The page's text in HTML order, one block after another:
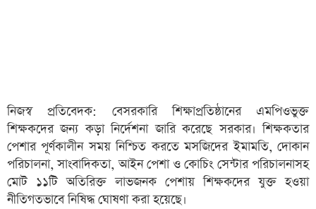
নিজস্ব প্রতিবেদক: বেসরকারি শিক্ষাপ্রতিষ্ঠানের এমপিওভুক্ত
শিক্ষকদের জন্য কড়া নির্দেশনা জারি করেছে সরকার। শিক্ষকতার
পেশার পূর্ণকালীন সময় নিশ্চিত করতে মসজিদের ইমামতি, দোকান
পরিচালনা, সাংবাদিকতা, আইন পেশা ও কোচিং সেন্টার পরিচালনাসহ
মোট ১১টি অতিরিক্ত লাভজনক পেশায় শিক্ষকদের যুক্ত হওয়া
নীতিগতভাবে নিষিদ্ধ ঘোষণা করা হয়েছে।